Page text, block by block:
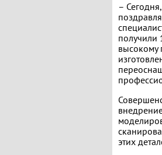
–
получили
высокому
этих